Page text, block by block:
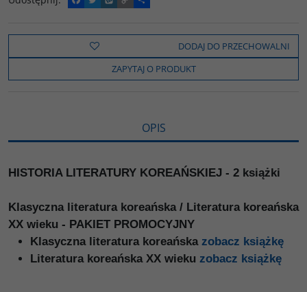
a
e
o
k
w
t
t
e
y
o
o
y
i
n
k
o
z
e
l
s
DODAJ DO PRZECHOWALNI
ZAPYTAJ O PRODUKT
OPIS
HISTORIA LITERATURY KOREAŃSKIEJ - 2 książki
Klasyczna literatura koreańska / Literatura koreańska
XX wieku - PAKIET PROMOCYJNY
Klasyczna literatura koreańska zobacz książkę
Literatura koreańska XX wieku zobacz książkę